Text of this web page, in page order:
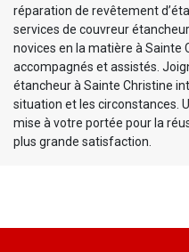
réparation de revêtement
services de couvreur
novices en la matière à Sainte
accompagnés et assistés.
étancheur à Sainte Christine
situation et les circonstances.
mise à votre portée pour la
plus grande satisfaction.